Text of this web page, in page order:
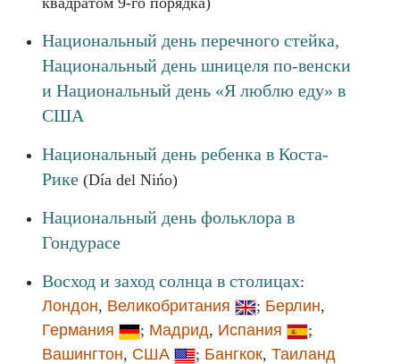
Национальный день перечного стейка,
Национальный день шницеля по-венски
и Национальный день «Я люблю еду» в
США
Национальный день ребенка в Коста-
Рике (Día del Nińo)
Национальный день фольклора в
Гондурасе
Восход и заход солнца в столицах:
Лондон, Великобритания ; Берлин,
Германия
; Мадрид, Испания
;
Вашингтон, США ; Бангкок, Таиланд